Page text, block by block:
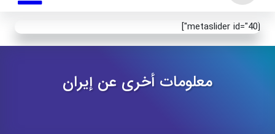
[metaslider id="40"]
معلومات أخرى عن إيران